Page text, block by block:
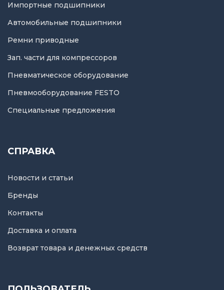
Импортные подшипники
Автомобильные подшипники
Ремни приводные
Зап. части для компрессоров
Пневматическое оборудование
Пневмооборудование FESTO
Специальные предложения
СПРАВКА
Новости и статьи
Бренды
Контакты
Доставка и оплата
Возврат товара и денежных средств